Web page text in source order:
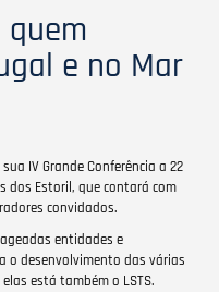
quem
e no Mar
IV Grande Conferência a 22
dos Estoril, que contará com
convidados.
entidades e
o desenvolvimento das várias
está também o LSTS.